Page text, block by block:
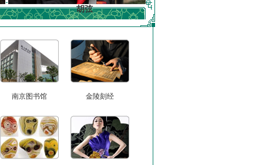
胡弦
南京图书馆 金陵刻经